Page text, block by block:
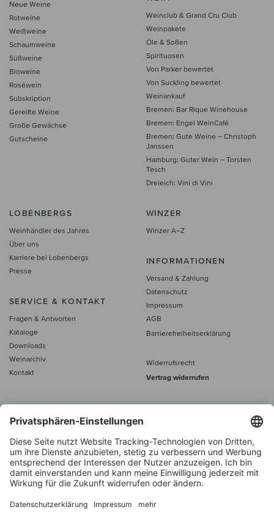
Neue Weine
Rotweine
Weißweine
Schaumweine
Süßweine
Bioweine
Roséwein
Subskription
Gereifte Weine
Große Gewächse
Gutscheine
Weinclub & Grand Cru Club
Weinpakete
Öle & Soßen
Spirituosen
Von Parker bewertet
Von Suckling bewertet
Weinankauf
Bremen: Bar Rique Winehouse
Bremen: Engel WeinCafé
Bremen: Gute Weine – Christoph
Janssen
Hamburg: Guter Wein – Torsten
Tesch
Dreieich: Vini di Vini
LOBENBERGS
Weinhändler des Jahres
Über uns
Karriere bei Lobenbergs
Presse
SERVICE & KONTAKT
Fragen & Antworten
Kataloge
Downloads
Weinarchiv
Kontakt
WINZER
Winzer A–Z
INFORMATIONEN
Versand & Zahlung
Datenschutz
Impressum
AGB
Barrierefreiheitserklärung
Widerrufsrecht
Vertrag widerrufen
Alle Preise inkl. MwSt., zzgl. 5 €
60 € versand­kosten­
Beratung unter